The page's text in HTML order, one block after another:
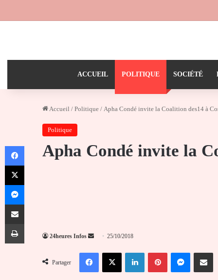
ACCUEIL POLITIQUE SOCIÉTÉ
Accueil / Politique / Apha Condé invite la Coalition des14 à
Politique
Apha Condé invite la
24heures Infos
Envoyer
courriel
25/10/2018
Partager
FacebookX LinkedinPinterestMessenger
Facebook
X
Messenger
Partager par email